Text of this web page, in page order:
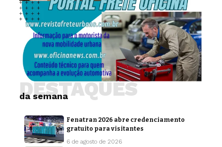
da semana
DESTAQUES
Fenatran 2026 abre credenciamento
gratuito para visitantes
6 de agosto de 2026